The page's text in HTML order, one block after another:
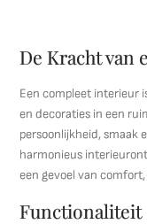
De Kracht van
Een compleet interieur
en decoraties in een
persoonlijkheid, smaak
harmonieus
een gevoel van
Functionaliteit